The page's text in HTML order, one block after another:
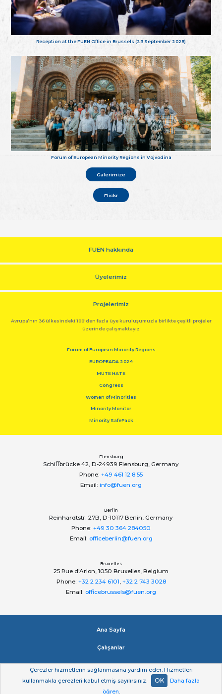
Reception at the FUEN Office in Brussels (23 September 2025)
Forum of European Minority Regions in Vojvodina
Galerimize
Flickr
FUEN hakkında
Üyelerimiz
Projelerimiz
Avrupa’nın 36 ülkesindeki 100'den fazla üye kuruluşumuzla birlikte çeşitli projeler
üzerinde çalışmaktayız
Forum of European Minority Regions
EUROPEADA 2024
MUTE HATE
Congress
Women of Minorities
Minority Monitor
Minority SafePack
Flensburg
Schiﬀbrücke 42, D-24939 Flensburg, Germany
Phone: +49 461 12 8 55
Email: info@fuen.org
Berlin
Reinhardtstr. 27B, D-10117 Berlin, Germany
Phone: +49 30 364 284050
Email: officeberlin@fuen.org
Bruxelles
25 Rue d'Arlon, 1050 Bruxelles, Belgium
Phone: +32 2 234 6101, +32 2 743 3028
Email: officebrussels@fuen.org
Ana Sayfa
Çalışanlar
Impressum
Gizlilik beyan
Çerezler hizmetlerin sağlanmasına yardım eder. Hizmetleri
kullanmakla çerezleri kabul etmiş sayılırsınız.
OK
Daha fazla
öğren.